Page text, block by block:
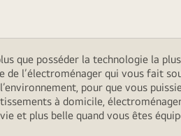
que posséder la technologie la
l’électroménager qui vous fait
pour que vous
à domicile,
et plus belle quand vous êtes